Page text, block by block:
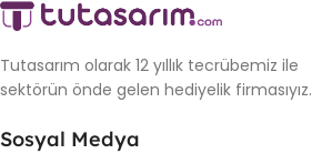
Tutasarım olarak 12 yıllık tecrübemiz ile
sektörün önde gelen hediyelik firmasıyız.
Sosyal Medya